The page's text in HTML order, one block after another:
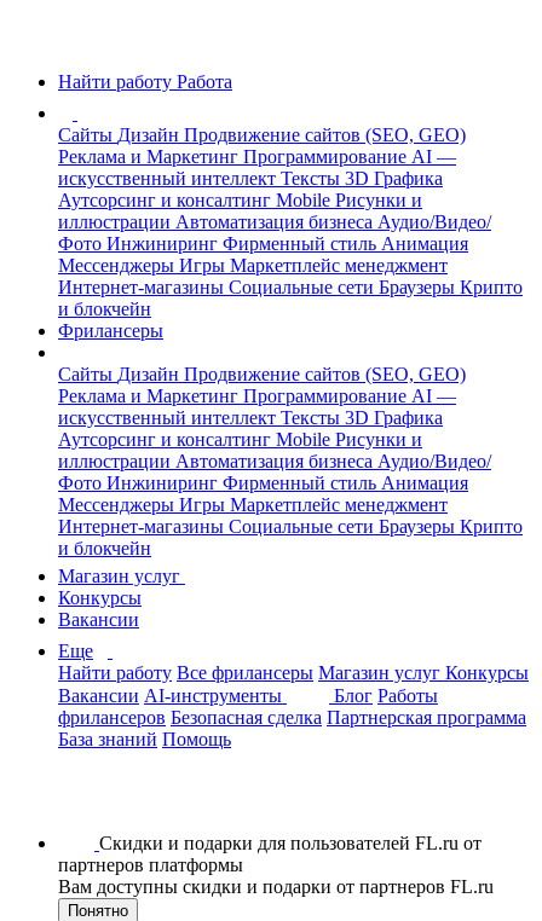
Найти работу Работа
Сайты Дизайн Продвижение сайтов (SEO, GEO)
Реклама и Маркетинг Программирование AI —
искусственный интеллект Тексты 3D Графика
Аутсорсинг и консалтинг Mobile Рисунки и
иллюстрации Автоматизация бизнеса Аудио/Видео/
Фото Инжиниринг Фирменный стиль Анимация
Мессенджеры Игры Маркетплейс менеджмент
Интернет-магазины Социальные сети Браузеры Крипто
и блокчейн
Фрилансеры
Сайты Дизайн Продвижение сайтов (SEO, GEO)
Реклама и Маркетинг Программирование AI —
искусственный интеллект Тексты 3D Графика
Аутсорсинг и консалтинг Mobile Рисунки и
иллюстрации Автоматизация бизнеса Аудио/Видео/
Фото Инжиниринг Фирменный стиль Анимация
Мессенджеры Игры Маркетплейс менеджмент
Интернет-магазины Социальные сети Браузеры Крипто
и блокчейн
Магазин услуг
Конкурсы
Вакансии
Еще
Найти работу Все фрилансеры Магазин услуг Конкурсы
Вакансии AI-инструменты Блог Работы
фрилансеров Безопасная сделка Партнерская программа
База знаний Помощь
Скидки и подарки для пользователей FL.ru от
партнеров платформы
Вам доступны скидки и подарки от партнеров FL.ru
Понятно